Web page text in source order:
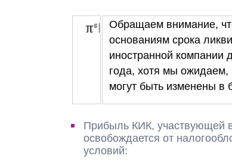
Обращаем внимание,
основаниям срока
иностранной компании
года, хотя мы ожидаем,
могут быть изменены в
Прибыль КИК, участвующей
освобождается от
условий: